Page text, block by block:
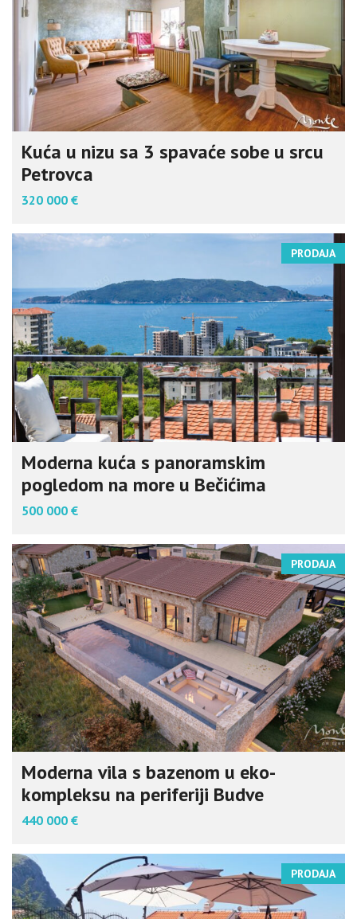
Kuća u nizu sa 3 spavaće sobe u srcu
Petrovca
320 000 €
PRODAJA
Moderna kuća s panoramskim
pogledom na more u Bečićima
500 000 €
PRODAJA
Moderna vila s bazenom u eko-
kompleksu na periferiji Budve
440 000 €
PRODAJA